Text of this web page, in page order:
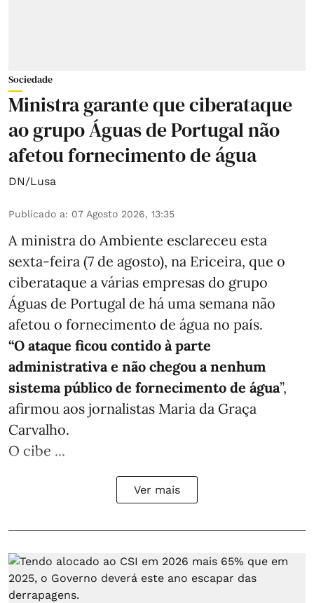
Sociedade
Ministra garante que ciberataque
ao grupo Águas de Portugal não
afetou fornecimento de água
DN/Lusa
Publicado a: 07 Agosto 2026, 13:35
A ministra do Ambiente esclareceu esta
sexta-feira (7 de agosto), na Ericeira, que o
ciberataque a várias empresas do grupo
Águas de Portugal de há uma semana não
afetou o fornecimento de água no país.
“O ataque ficou contido à parte
administrativa e não chegou a nenhum
sistema público de fornecimento de água”,
afirmou aos jornalistas Maria da Graça
Carvalho.
O cibe ...
Ver mais